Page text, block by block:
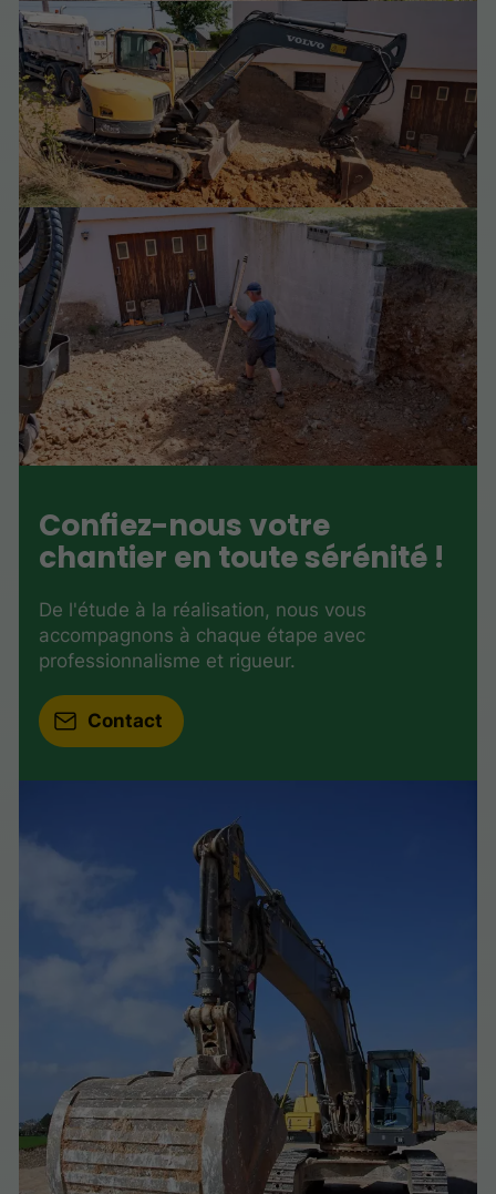
Confiez-nous votre
chantier en toute sérénité !
De l'étude à la réalisation, nous vous
accompagnons à chaque étape avec
professionnalisme et rigueur.
Contact